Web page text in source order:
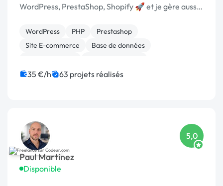
WordPress, PrestaShop, Shopify 🚀 et je gère aussi
WordPress PHP
Prestashop
Site E-commerce
Base de données
Migration ou refonte de site
35 €/h 63 projets réalisés
Paul Martinez
Disponible
5,0